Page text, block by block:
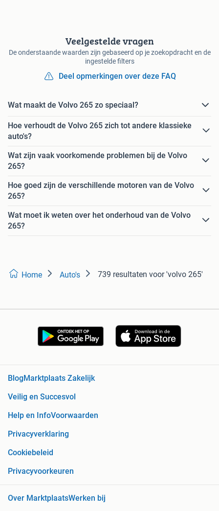
Veelgestelde vragen
De onderstaande waarden zijn gebaseerd op je zoekopdracht en de
ingestelde filters
Deel opmerkingen over deze FAQ
Wat maakt de Volvo 265 zo speciaal?
Hoe verhoudt de Volvo 265 zich tot andere klassieke
auto's?
Wat zijn vaak voorkomende problemen bij de Volvo
265?
Hoe goed zijn de verschillende motoren van de Volvo
265?
Wat moet ik weten over het onderhoud van de Volvo
265?
Home Auto's 739 resultaten voor 'volvo 265'
BlogMarktplaats Zakelijk
Veilig en Succesvol
Help en InfoVoorwaarden
Privacyverklaring
Cookiebeleid
Privacyvoorkeuren
Over MarktplaatsWerken bij